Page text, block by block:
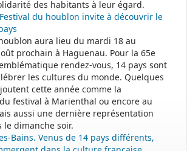
des habitants à leur égard.
du houblon invite à découvrir le
aura lieu du mardi 18 au
prochain à Haguenau. Pour la 65e
rendez-vous, 14 pays sont
les cultures du monde. Quelques
cette année comme la
festival à Marienthal ou encore au
aussi une dernière représentation
le dimanche soir.
Bains. Venus de 14 pays différents,